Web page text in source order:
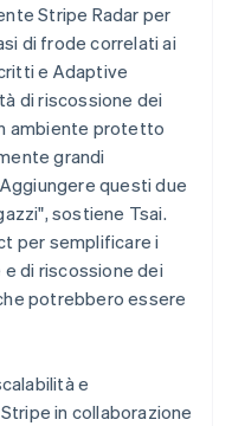
Stripe Radar per
di frode correlati ai
e Adaptive
di riscossione dei
ambiente protetto
grandi
questi due
sostiene Tsai.
per semplificare i
di riscossione dei
potrebbero essere
e
in collaborazione